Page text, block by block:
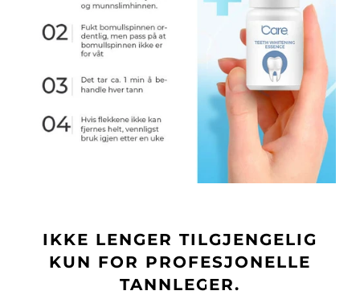
IKKE LENGER TILGJENGELIG
KUN FOR PROFESJONELLE
TANNLEGER.